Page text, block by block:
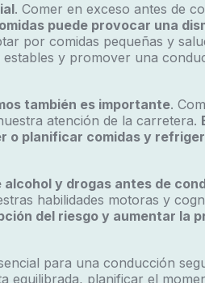
. Comer en exceso antes de
puede provocar una
por comidas pequeñas y
y promover una
también es importante.
atención de la carretera.
o planificar comidas y
y drogas antes de
habilidades motoras y
del riesgo y aumentar la
para una conducción
equilibrada, planificar el